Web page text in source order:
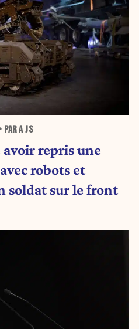
PAR A JS
repris une
robots et
soldat sur le front